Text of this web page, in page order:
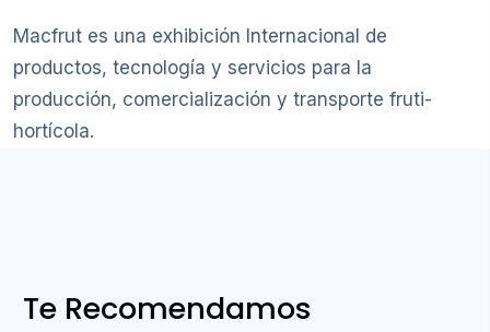
Macfrut es una exhibición Internacional de
productos, tecnología y servicios para la
producción, comercialización y transporte fruti-
hortícola.
Te Recomendamos